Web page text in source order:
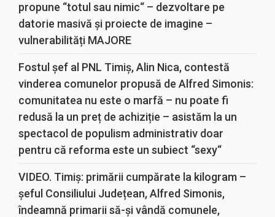
propune “totul sau nimic“ – dezvoltare pe
datorie masivă și proiecte de imagine –
vulnerabilități MAJORE
Fostul șef al PNL Timiș, Alin Nica, contestă
vinderea comunelor propusă de Alfred Simonis:
comunitatea nu este o marfă – nu poate fi
redusă la un preț de achiziție – asistăm la un
spectacol de populism administrativ doar
pentru că reforma este un subiect “sexy“
VIDEO. Timiș: primării cumpărate la kilogram –
șeful Consiliului Județean, Alfred Simonis,
îndeamnă primarii să-și vândă comunele,